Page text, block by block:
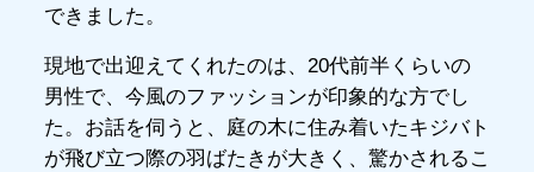
できました。
現地で出迎えてくれたのは、20代前半くらいの
男性で、今風のファッションが印象的な方でし
た。お話を伺うと、庭の木に住み着いたキジバト
が飛び立つ際の羽ばたきが大きく、驚かされるこ